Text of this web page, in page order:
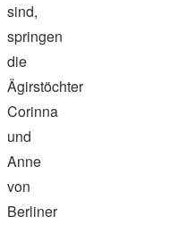
sind,
springen
die
Ägirstöchter
Corinna
und
Anne
von
Berliner